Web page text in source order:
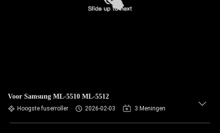
Voor Samsung ML-5510 ML-5512
Hoogste fuserroller 2026-02-03 3 Meningen